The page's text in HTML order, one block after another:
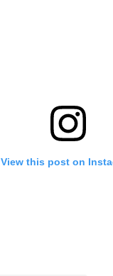
View this post on